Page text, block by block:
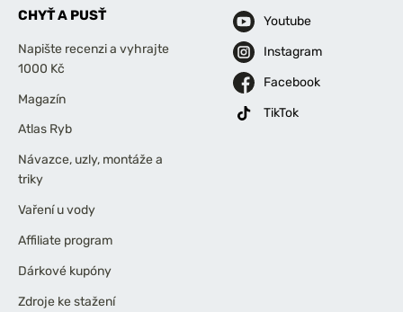
CHYŤ A PUSŤ
Napište recenzi a vyhrajte
1000 Kč
Magazín
Atlas Ryb
Návazce, uzly, montáže a
triky
Vaření u vody
Affiliate program
Dárkové kupóny
Zdroje ke stažení
Youtube
Instagram
Facebook
TikTok